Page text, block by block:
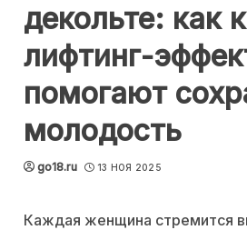
декольте: как
лифтинг-
помогают
молодость
go18.ru 13 НОЯ 2025
Каждая женщина стремится